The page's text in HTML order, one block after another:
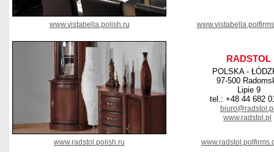
www.vistabella.polish.ru
RADSTOL
POLSKA -
97-500
Lipie 9
tel.: +48 44 682
www.radstol.pl
www.radstol.polish.ru